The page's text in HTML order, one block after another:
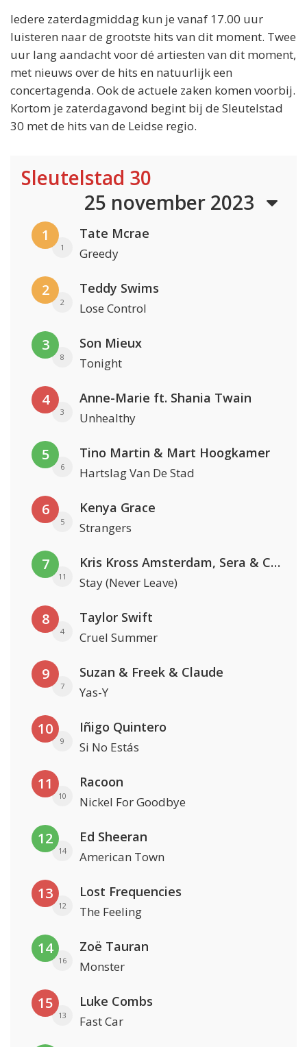
Iedere zaterdagmiddag kun je vanaf 17.00 uur
luisteren naar de grootste hits van dit moment. Twee
uur lang aandacht voor dé artiesten van dit moment,
met nieuws over de hits en natuurlijk een
concertagenda. Ook de actuele zaken komen voorbij.
Kortom je zaterdagavond begint bij de Sleutelstad
30 met de hits van de Leidse regio.
Sleutelstad 30
25 november 2023
1
1
Tate Mcrae
Greedy
2
2
Teddy Swims
Lose Control
3
8
Son Mieux
Tonight
4
3
Anne-Marie ft. Shania Twain
Unhealthy
5
6
Tino Martin & Mart Hoogkamer
Hartslag Van De Stad
6
5
Kenya Grace
Strangers
7
11
Kris Kross Amsterdam, Sera & Conor Maynard
Stay (Never Leave)
8
4
Taylor Swift
Cruel Summer
9
7
Suzan & Freek & Claude
Yas-Y
10
9
Iñigo Quintero
Si No Estás
11
10
Racoon
Nickel For Goodbye
12
14
Ed Sheeran
American Town
13
12
Lost Frequencies
The Feeling
14
16
Zoë Tauran
Monster
15
13
Luke Combs
Fast Car